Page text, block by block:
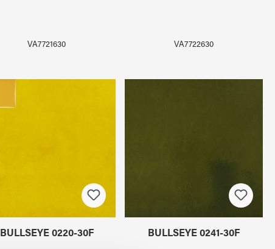
VA7721630 VA7722630
BULLSEYE 0220-30F BULLSEYE 0241-30F